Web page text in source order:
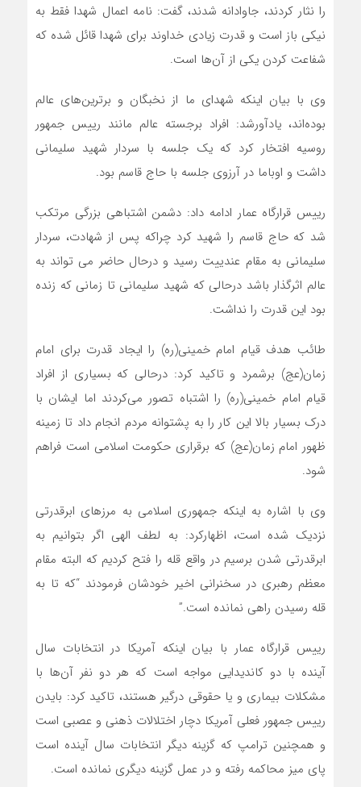
را نثار کردند، جاوادانه شدند، گفت: نامه اعمال شهدا فقط به
نیکی باز است و قدرت زیادی خداوند برای شهدا قائل شده که
شفاعت کردن یکی از آن‌ها است.
وی با بیان اینکه شهدای ما از نخبگان و برترین‌های عالم
بوده‌اند، یادآورشد: افراد برجسته عالم مانند رییس جمهور
روسیه افتخار کرد که یک جلسه با سردار شهید سلیمانی
داشت و اوباما در آرزوی جلسه با حاج قاسم بود.
رییس قرارگاه عمار ادامه داد: دشمن اشتباهی بزرگی مرتکب
شد که حاج قاسم را شهید کرد چراکه پس از شهادت، سردار
سلیمانی به مقام عندییت رسید و درحال حاضر می تواند به
عالم اثرگذار باشد درحالی که شهید سلیمانی تا زمانی که زنده
بود این قدرت را نداشت.
طائب هدف قیام امام خمینی(ره) را ایجاد قدرت برای امام
زمان(عج) برشمرد و تاکید کرد: درحالی که بسیاری از افراد
قیام امام خمینی(ره) را اشتباه تصور می‌کردند اما ایشان با
درک بسیار بالا این کار را به پشتوانه مردم انجام داد تا زمینه
ظهور امام زمان(عج) که برقراری حکومت اسلامی است فراهم
شود.
وی با اشاره به اینکه جمهوری اسلامی به مرزهای ابرقدرتی
نزدیک شده است، اظهارکرد: به لطف الهی اگر بتوانیم به
ابرقدرتی شدن برسیم در واقع قله را فتح کردیم که البته مقام
معظم رهبری در سخنرانی اخیر خودشان فرمودند “که تا به
قله رسیدن راهی نمانده است.”
رییس قرارگاه عمار با بیان اینکه آمریکا در انتخابات سال
آینده با دو کاندیدایی مواجه است که هر دو نفر آن‌ها با
مشکلات بیماری و یا حقوقی درگیر هستند، تاکید کرد: بایدن
رییس جمهور فعلی آمریکا دچار اختلالات ذهنی و عصبی است
و همچنین ترامپ که گزینه دیگر انتخابات سال آینده است
پای میز محاکمه رفته و در عمل گزینه دیگری نمانده است.